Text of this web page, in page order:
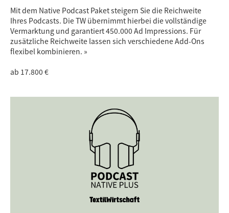
Mit dem Native Podcast Paket steigern Sie die Reichweite
Ihres Podcasts. Die TW übernimmt hierbei die vollständige
Vermarktung und garantiert 450.000 Ad Impressions. Für
zusätzliche Reichweite lassen sich verschiedene Add-Ons
flexibel kombinieren. »
ab 17.800 €